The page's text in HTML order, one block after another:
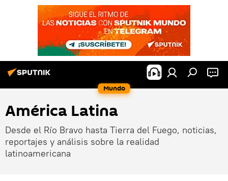
Mundo
América Latina
Desde el Río Bravo hasta Tierra del Fuego, noticias,
reportajes y análisis sobre la realidad
latinoamericana